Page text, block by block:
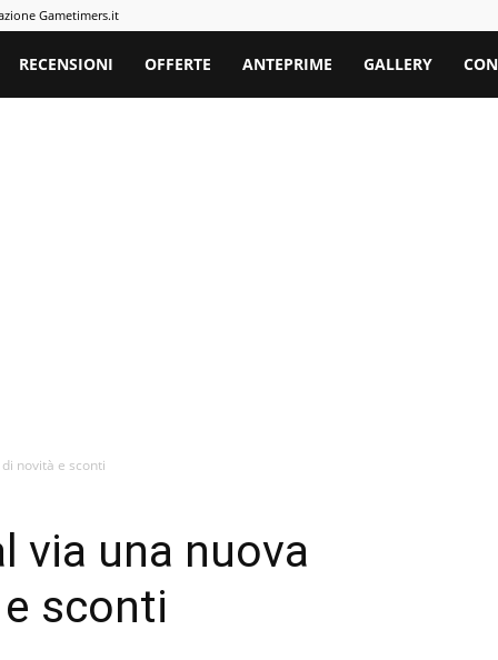
Gametimers.it
RECENSIONI OFFERTE ANTEPRIME GALLERY
novità e sconti
via una nuova
sconti